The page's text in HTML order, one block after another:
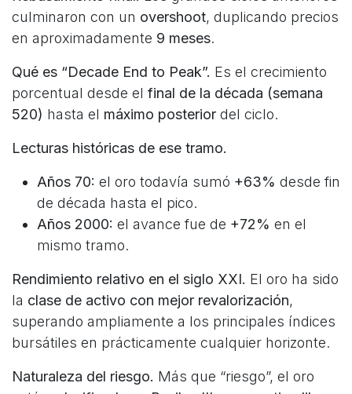
culminaron con un overshoot, duplicando precios
en aproximadamente 9 meses.
Qué es “Decade End to Peak”. Es el crecimiento
porcentual desde el final de la década (semana
520) hasta el máximo posterior del ciclo.
Lecturas históricas de ese tramo.
Años 70: el oro todavía sumó +63% desde fin
de década hasta el pico.
Años 2000: el avance fue de +72% en el
mismo tramo.
Rendimiento relativo en el siglo XXI. El oro ha sido
la clase de activo con mejor revalorización,
superando ampliamente a los principales índices
bursátiles en prácticamente cualquier horizonte.
Naturaleza del riesgo. Más que “riesgo”, el oro